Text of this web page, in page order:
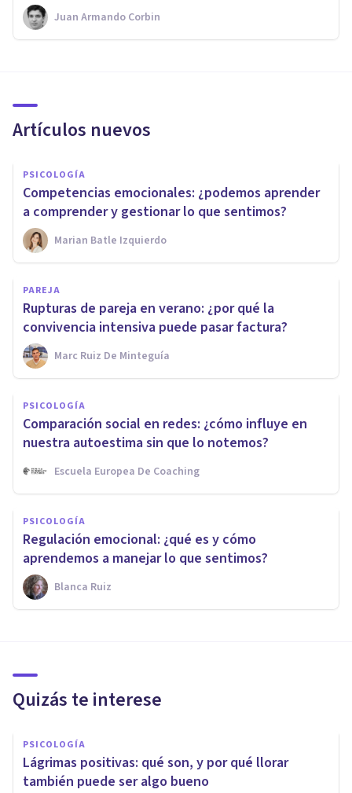
Juan Armando Corbin
Artículos nuevos
PSICOLOGÍA
Competencias emocionales: ¿podemos aprender
a comprender y gestionar lo que sentimos?
Marian Batle Izquierdo
PAREJA
Rupturas de pareja en verano: ¿por qué la
convivencia intensiva puede pasar factura?
Marc Ruiz De Minteguía
PSICOLOGÍA
Comparación social en redes: ¿cómo influye en
nuestra autoestima sin que lo notemos?
Escuela Europea De Coaching
PSICOLOGÍA
Regulación emocional: ¿qué es y cómo
aprendemos a manejar lo que sentimos?
Blanca Ruiz
Quizás te interese
PSICOLOGÍA
Lágrimas positivas: qué son, y por qué llorar
también puede ser algo bueno